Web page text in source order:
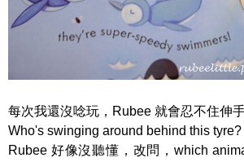
每次我還沒唸玩，Rubee 就會忍不住伸手
Who's swinging around behind this tyre?
Rubee 好像沒聽懂，改問，which